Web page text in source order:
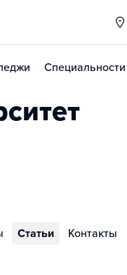
Специальности
Статьи Контакты